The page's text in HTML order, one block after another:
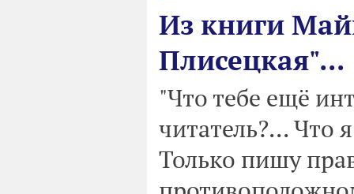
Из книги
Плисецкая"...
"Что тебе ещё
читатель?... Что
Только пишу